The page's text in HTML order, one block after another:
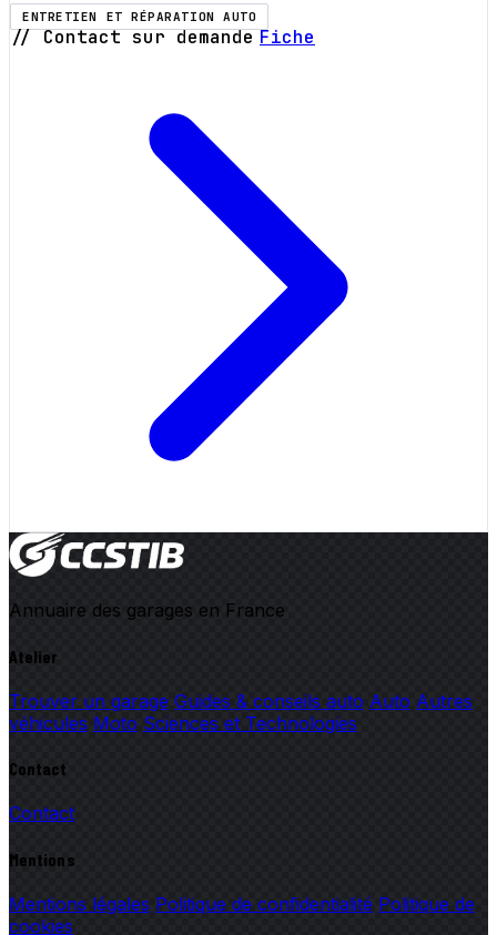
ENTRETIEN ET RÉPARATION AUTO
// Contact sur demande Fiche
Annuaire des garages en France
Atelier
Trouver un garage Guides & conseils auto Auto Autres
véhicules Moto Sciences et Technologies
Contact
Contact
Mentions
Mentions légales Politique de confidentialité Politique de
cookies